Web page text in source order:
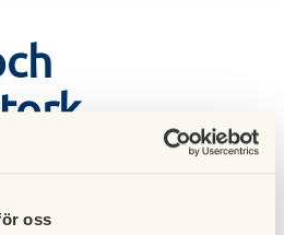
oss
och ersätta det